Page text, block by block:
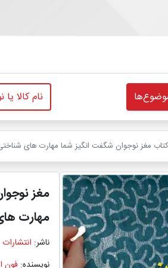
مغز نوجوان شگفت انگیز شما مهارت ‌های
مغز
مهارت
ناشر:
نویسنده: فون